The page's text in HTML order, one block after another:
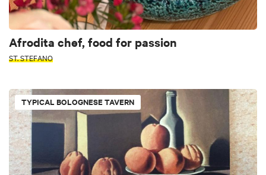
Afrodita chef, food for passion
ST. STEFANO
TYPICAL BOLOGNESE TAVERN